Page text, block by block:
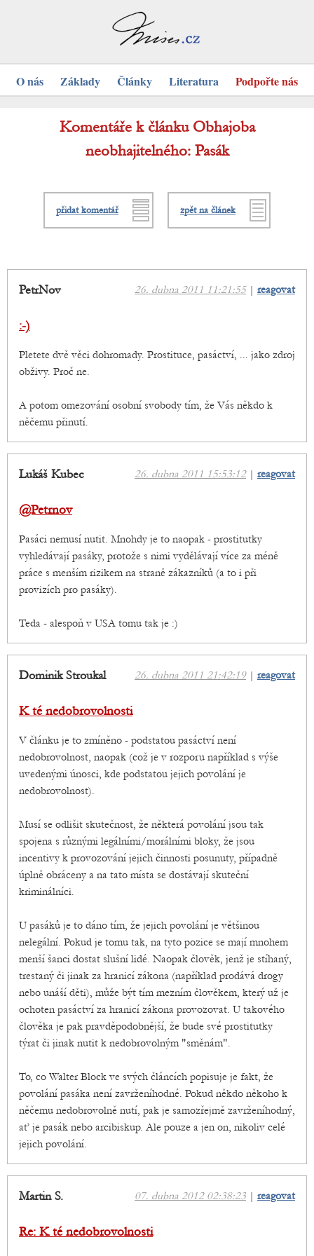
O nás Základy Články Literatura Podpořte nás
Komentáře k článku Obhajoba
neobhajitelného: Pasák
přidat komentář zpět na článek
26. dubna 2011 11:21:55| reagovat
PetrNov
:-)
Pletete dvě věci dohromady. Prostituce, pasáctví, ... jako zdroj
obživy. Proč ne.
A potom omezování osobní svobody tím, že Vás někdo k
něčemu přinutí.
26. dubna 2011 15:53:12| reagovat
Lukáš Kubec
@Petrnov
Pasáci nemusí nutit. Mnohdy je to naopak - prostitutky
vyhledávají pasáky, protože s nimi vydělávají více za méně
práce s menším rizikem na straně zákazníků (a to i při
provizích pro pasáky).
Teda - alespoň v USA tomu tak je :)
26. dubna 2011 21:42:19| reagovat
Dominik Stroukal
K té nedobrovolnosti
V článku je to zmíněno - podstatou pasáctví není
nedobrovolnost, naopak (což je v rozporu například s výše
uvedenými únosci, kde podstatou jejich povolání je
nedobrovolnost).
Musí se odlišit skutečnost, že některá povolání jsou tak
spojena s různými legálními/morálními bloky, že jsou
incentivy k provozování jejich činnosti posunuty, případně
úplně obráceny a na tato místa se dostávají skuteční
kriminálníci.
U pasáků je to dáno tím, že jejich povolání je většinou
nelegální. Pokud je tomu tak, na tyto pozice se mají mnohem
menší šanci dostat slušní lidé. Naopak člověk, jenž je stíhaný,
trestaný či jinak za hranicí zákona (například prodává drogy
nebo unáší děti), může být tím mezním člověkem, který už je
ochoten pasáctví za hranicí zákona provozovat. U takového
člověka je pak pravděpodobnější, že bude své prostitutky
týrat či jinak nutit k nedobrovolným "směnám".
To, co Walter Block ve svých článcích popisuje je fakt, že
povolání pasáka není zavrženíhodné. Pokud někdo někoho k
něčemu nedobrovolně nutí, pak je samozřejmě zavrženíhodný,
ať je pasák nebo arcibiskup. Ale pouze a jen on, nikoliv celé
jejich povolání.
07. dubna 2012 02:38:23 | reagovat
Martin S.
Re: K té nedobrovolnosti